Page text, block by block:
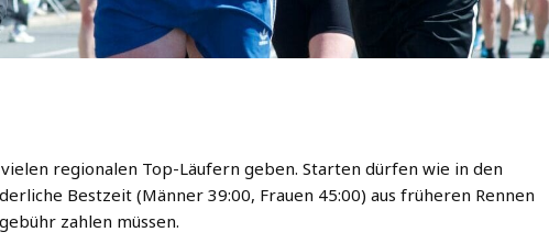
regionalen Top-Läufern geben. Starten dürfen wie in den
Bestzeit (Männer 39:00, Frauen 45:00) aus früheren Rennen
zahlen müssen.